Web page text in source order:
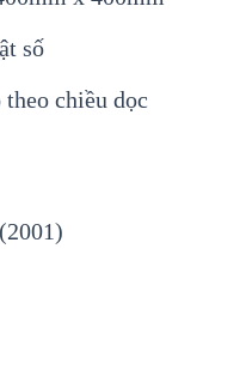
số
chiều dọc